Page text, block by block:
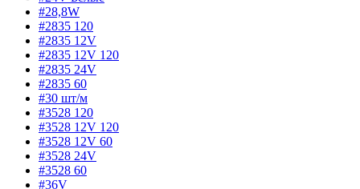
#28,8W
#2835 120
#2835 12V
#2835 12V 120
#2835 24V
#2835 60
#30 шт/м
#3528 120
#3528 12V 120
#3528 12V 60
#3528 24V
#3528 60
#36V